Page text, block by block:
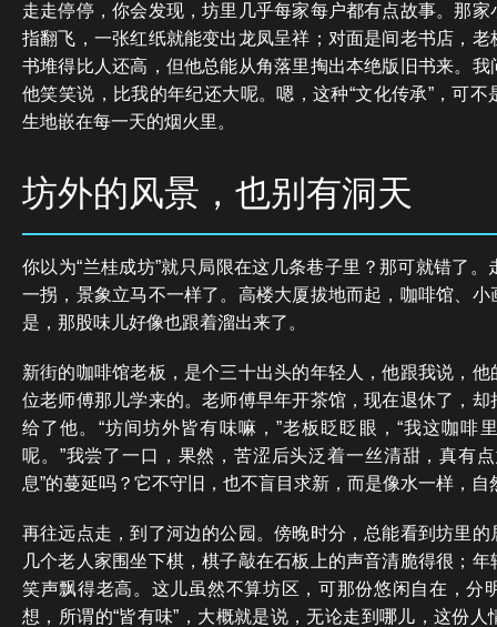
走走停停，你会发现，坊里几乎每家每户都有点故事。那
指翻飞，一张红纸就能变出龙凤呈祥；对面是间老书店，
书堆得比人还高，但他总能从角落里掏出本绝版旧书来。
他笑笑说，比我的年纪还大呢。嗯，这种“文化传承”，可
生地嵌在每一天的烟火里。
坊外的风景，也别有洞天
你以为“兰桂成坊”就只局限在这几条巷子里？那可就错了
一拐，景象立马不一样了。高楼大厦拔地而起，咖啡馆、
是，那股味儿好像也跟着溜出来了。
新街的咖啡馆老板，是个三十出头的年轻人，他跟我说，
位老师傅那儿学来的。老师傅早年开茶馆，现在退休了，
给了他。“坊间坊外皆有味嘛，”老板眨眨眼，“我这咖啡
呢。”我尝了一口，果然，苦涩后头泛着一丝清甜，真有
息”的蔓延吗？它不守旧，也不盲目求新，而是像水一样，自
再往远点走，到了河边的公园。傍晚时分，总能看到坊里
几个老人家围坐下棋，棋子敲在石板上的声音清脆得很；
笑声飘得老高。这儿虽然不算坊区，可那份悠闲自在，分
想，所谓的“皆有味”，大概就是说，无论走到哪儿，这份